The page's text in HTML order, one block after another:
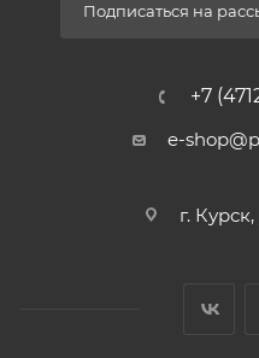
Подписаться на
+7
e-
г.